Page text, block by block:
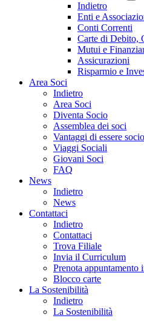
Indietro
Enti e
Conti Correnti
Carte di Debito,
Mutui e
Assicurazioni
Risparmio e
Area Soci
Indietro
Area Soci
Diventa Socio
Assemblea dei soci
Vantaggi di essere socio
Viaggi Sociali
Giovani Soci
FAQ
News
Indietro
News
Contattaci
Indietro
Contattaci
Trova Filiale
Invia il Curriculum
Prenota appuntamento
Blocco carte
La Sostenibilità
Indietro
La Sostenibilità